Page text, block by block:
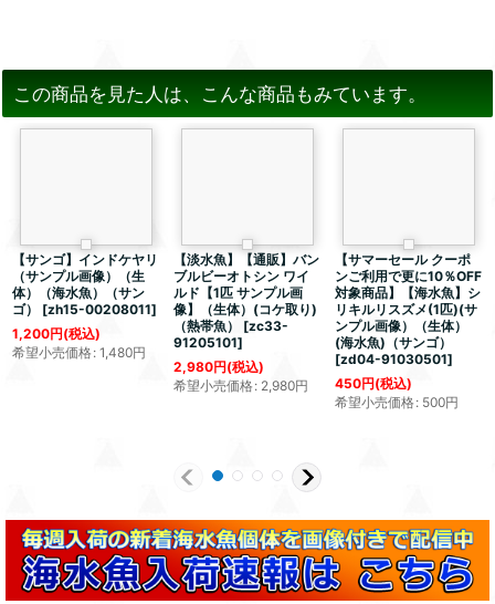
この商品を見た人は、こんな商品もみています。
【サンゴ】インドケヤリ
（サンプル画像）（生
体）（海水魚）（サン
ゴ）
[zh15-00208011]
1,200円(税込)
希望小売価格: 1,480円
【淡水魚】【通販】バン
ブルビーオトシン ワイ
ルド【1匹 サンプル画
像】（生体）(コケ取り)
（熱帯魚）
[zc33-
91205101]
2,980円(税込)
希望小売価格: 2,980円
【サマーセール クーポ
ンご利用で更に10％OFF
対象商品】【海水魚】シ
リキルリスズメ(1匹)(サ
ンプル画像）（生体）
(海水魚)（サンゴ）
[zd04-91030501]
450円(税込)
希望小売価格: 500円